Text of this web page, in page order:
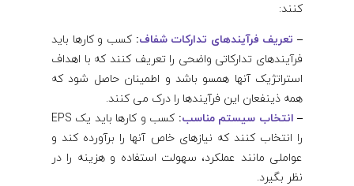
کنند:
– تعریف فرآیندهای تدارکات شفاف: کسب و کارها باید
فرآیندهای تدارکاتی واضحی را تعریف کنند که با اهداف
استراتژیک آنها همسو باشد و اطمینان حاصل شود که
همه ذینفعان این فرآیندها را درک می کنند.
–انتخاب سیستم مناسب:
کسب و کارها باید یک EPS
را انتخاب کنند که نیازهای خاص آنها را برآورده کند و
عواملی مانند عملکرد، سهولت استفاده و هزینه را در
نظر بگیرد.